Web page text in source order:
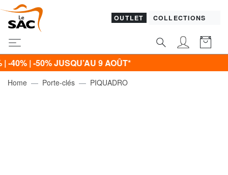
OUTLET COLLECTIONS
| -50% JUSQU’AU 9 AOÛT*
Home Porte-clés PIQUADRO